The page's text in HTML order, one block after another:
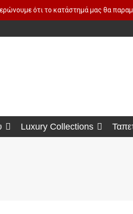
ότι το κατάστημά μας θα
Luxury Collections